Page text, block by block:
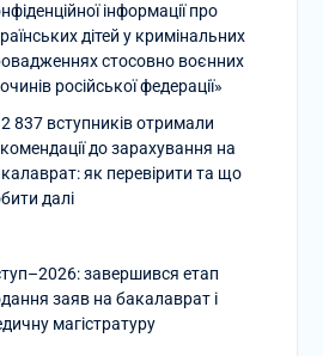
інформації про
дітей у кримінальних
стосовно воєнних
російської федерації»
837 вступників отримали
до зарахування на
як перевірити та що
далі
завершився етап
заяв на бакалаврат і
магістратуру